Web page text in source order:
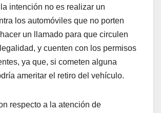
intención no es realizar un
los automóviles que no porten
un llamado para que circulen
y cuenten con los permisos
ya que, si cometen alguna
ameritar el retiro del vehículo.
respecto a la atención de